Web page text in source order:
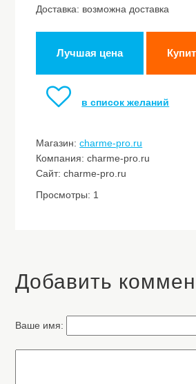
Доставка: возможна доставка
Лучшая цена
в список желаний
Магазин:charme-pro.ru
Компания: charme-pro.ru
Сайт: charme-pro.ru
Просмотры: 1
Добавить
Ваше имя: